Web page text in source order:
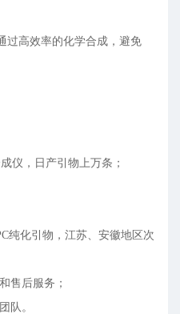
过高效率的化学合成，避免
仪，日产引物上万条；
纯化引物，江苏、安徽地区次
售后服务；
队。